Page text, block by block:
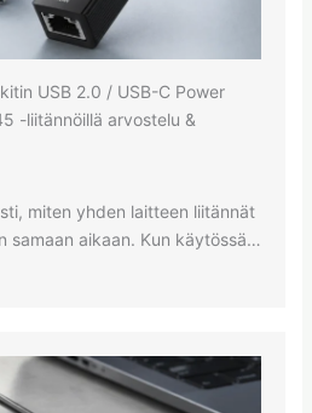
USB 2.0 / USB-C Power
-liitännöillä arvostelu &
miten yhden laitteen liitännät
samaan aikaan. Kun käytössä…